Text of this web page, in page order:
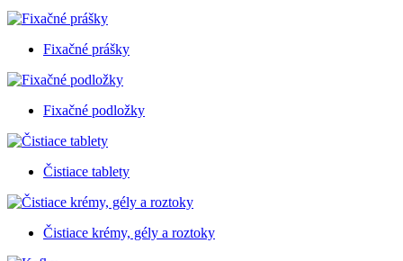
Fixačné prášky
Fixačné podložky
Čistiace tablety
Čistiace krémy, gély a roztoky